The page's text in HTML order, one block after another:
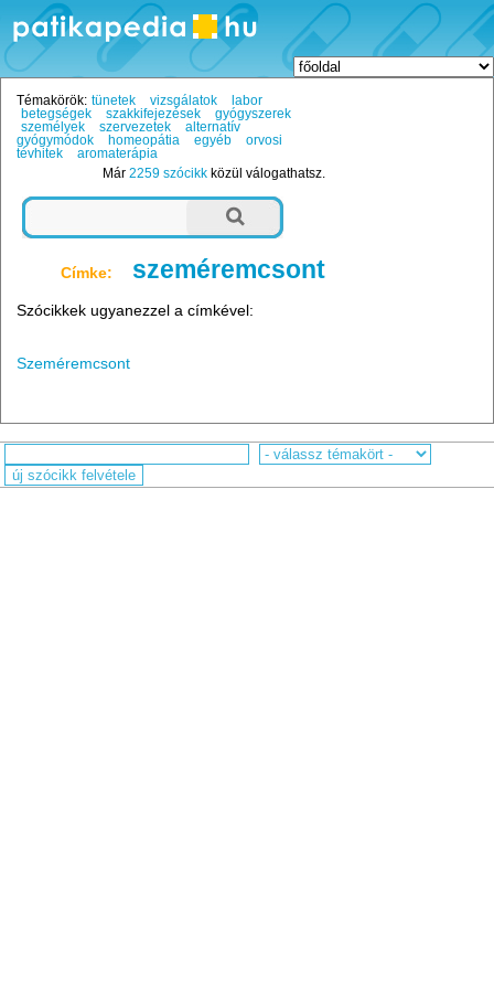
Témakörök: tünetek vizsgálatok
labor
betegségek
szakkifejezések
gyógyszerek
személyek
szervezetek
alternatív
gyógymódok
homeopátia egyéb
orvosi
tévhitek
aromaterápia
Már2259 szócikk közül válogathatsz.
Címke: szeméremcsont
Szócikkek ugyanezzel a címkével:
Szeméremcsont